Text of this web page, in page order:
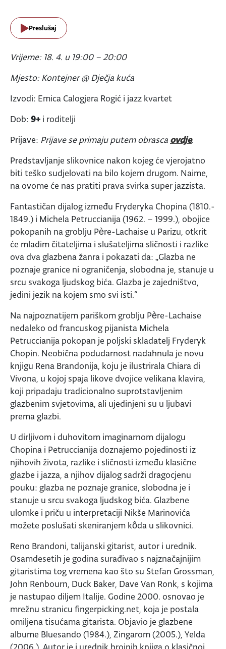
Preslušaj
Vrijeme: 18. 4. u 19:00 – 20:00
Mjesto: Kontejner @ Dječja kuća
Izvodi: Emica Calogjera Rogić i jazz kvartet
Dob: 9+ i roditelji
Prijave: Prijave se primaju putem obrasca ovdje.
Predstavljanje slikovnice nakon kojeg će vjerojatno
biti teško sudjelovati na bilo kojem drugom. Naime,
na ovome će nas pratiti prava svirka super jazzista.
Fantastičan dijalog između Fryderyka Chopina (1810.-
1849.) i Michela Petruccianija (1962. – 1999.), obojice
pokopanih na groblju Père-Lachaise u Parizu, otkrit
će mladim čitateljima i slušateljima sličnosti i razlike
ova dva glazbena žanra i pokazati da: „Glazba ne
poznaje granice ni ograničenja, slobodna je, stanuje u
srcu svakoga ljudskog bića. Glazba je zajedništvo,
jedini jezik na kojem smo svi isti.”
Na najpoznatijem pariškom groblju Père-Lachaise
nedaleko od francuskog pijanista Michela
Petruccianija pokopan je poljski skladatelj Fryderyk
Chopin. Neobična podudarnost nadahnula je novu
knjigu Rena Brandonija, koju je ilustrirala Chiara di
Vivona, u kojoj spaja likove dvojice velikana klavira,
koji pripadaju tradicionalno suprotstavljenim
glazbenim svjetovima, ali ujedinjeni su u ljubavi
prema glazbi.
U dirljivom i duhovitom imaginarnom dijalogu
Chopina i Petruccianija doznajemo pojedinosti iz
njihovih života, razlike i sličnosti između klasične
glazbe i jazza, a njihov dijalog sadrži dragocjenu
pouku: glazba ne poznaje granice, slobodna je i
stanuje u srcu svakoga ljudskog bića. Glazbene
ulomke i priču u interpretaciji Nikše Marinovića
možete poslušati skeniranjem kôda u slikovnici.
Reno Brandoni, talijanski gitarist, autor i urednik.
Osamdesetih je godina surađivao s najznačajnijim
gitaristima tog vremena kao što su Stefan Grossman,
John Renbourn, Duck Baker, Dave Van Ronk, s kojima
je nastupao diljem Italije. Godine 2000. osnovao je
mrežnu stranicu fingerpicking.net, koja je postala
omiljena tisućama gitarista. Objavio je glazbene
albume Bluesando (1984.), Zingarom (2005.), Yelda